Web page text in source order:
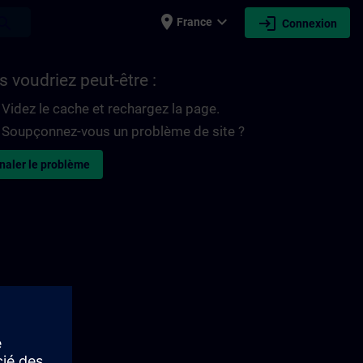
place France expand_more login Connexion
voudriez peut-être :
Videz le cache et rechargez la page.
Soupçonnez-vous un problème de site ?
le problème